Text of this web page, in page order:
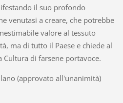
il suo profondo
venutasi a creare, che potrebbe
valore al tessuto
ma di tutto il Paese e chiede al
Cultura di farsene portavoce.
(approvato all'unanimità)